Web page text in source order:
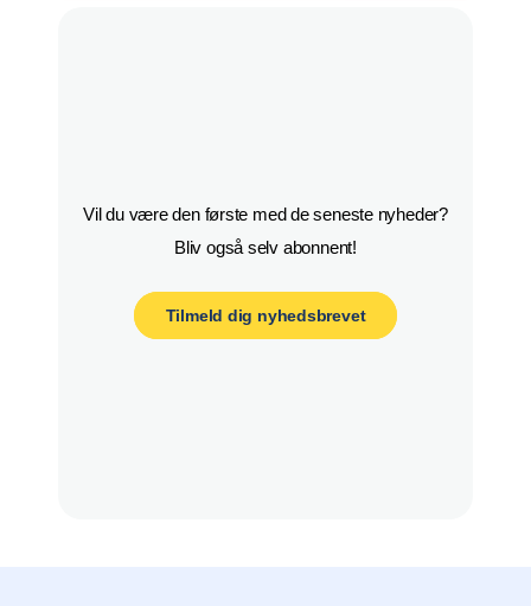
Vil du være den første med de seneste nyheder?
Bliv også selv abonnent!
Tilmeld dig nyhedsbrevet